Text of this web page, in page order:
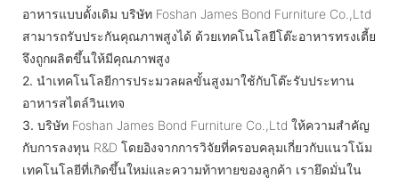
อาหารแบบดั้งเดิม บริษัท Foshan James Bond Furniture Co.,Ltd
สามารถรับประกันคุณภาพสูงได้ ด้วยเทคโนโลยีโต๊ะอาหารทรงเตี้ย
จึงถูกผลิตขึ้นให้มีคุณภาพสูง
2. นำเทคโนโลยีการประมวลผลขั้นสูงมาใช้กับโต๊ะรับประทาน
อาหารสไตล์วินเทจ
3. บริษัท Foshan James Bond Furniture Co.,Ltd ให้ความสำคัญ
กับการลงทุน R&D โดยอิงจากการวิจัยที่ครอบคลุมเกี่ยวกับแนวโน้ม
เทคโนโลยีที่เกิดขึ้นใหม่และความท้าทายของลูกค้า เรายึดมั่นใน